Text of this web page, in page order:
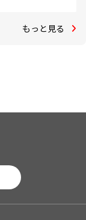
もっと見る